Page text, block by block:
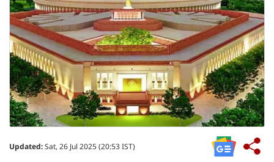
Updated:Sat, 26 Jul 2025 (20:53 IST)